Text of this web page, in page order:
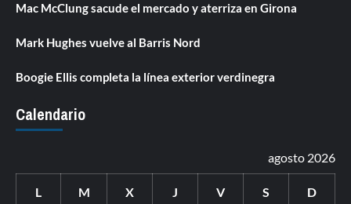
Mac McClung sacude el mercado y aterriza en Girona
Mark Hughes vuelve al Barris Nord
Boogie Ellis completa la línea exterior verdinegra
Calendario
agosto 2026
L M X J V S D